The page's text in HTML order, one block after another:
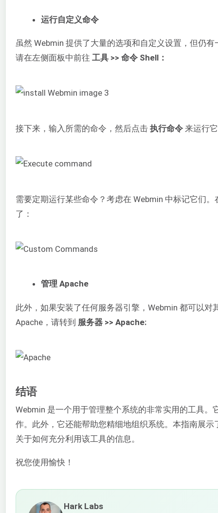
运行自定义命令
虽然 Webmin 提供了大量的选项和自定义设置，但仍
请在左侧面板中前往 工具 >> 命令 Shell：
接下来，输入所需的命令，然后点击 执行命令 来运行
需要定期运行某些命令？考虑在 Webmin 中标记它们
了：
管理 Apache
此外，如果安装了任何服务器引擎，Webmin 都可以
Apache，请转到 服务器 >> Apache:
结语
Webmin 是一个用于管理整个系统的非常实用的工具
作。此外，它还能帮助您精细地组织系统。本指南展
关于如何充分利用该工具的信息。
祝您使用愉快！
Hark Labs